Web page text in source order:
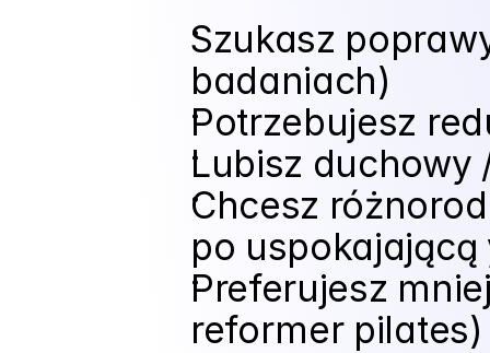
Szukasz
badaniach)
Potrzebujesz
Lubisz
Chcesz
po uspokajającą
Preferujesz
reformer pilates)